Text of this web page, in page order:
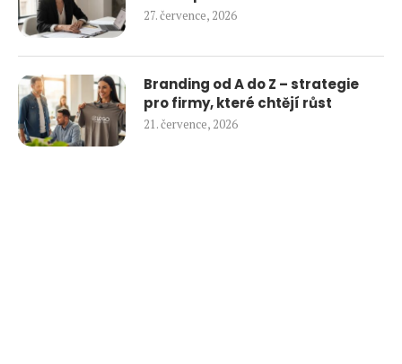
27. července, 2026
Branding od A do Z – strategie
pro firmy, které chtějí růst
21. července, 2026